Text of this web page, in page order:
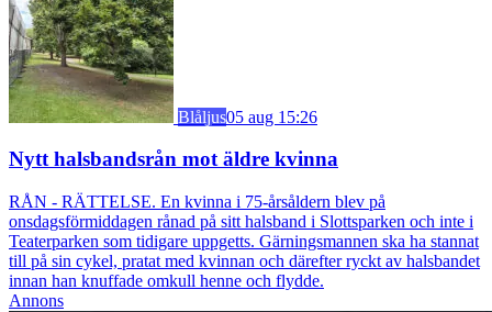
Blåljus05 aug 15:26
Nytt halsbandsrån mot äldre kvinna
RÅN - RÄTTELSE. En kvinna i 75-årsåldern blev på
onsdagsförmiddagen rånad på sitt halsband i Slottsparken och inte i
Teaterparken som tidigare uppgetts. Gärningsmannen ska ha stannat
till på sin cykel, pratat med kvinnan och därefter ryckt av halsbandet
innan han knuffade omkull henne och flydde.
Annons